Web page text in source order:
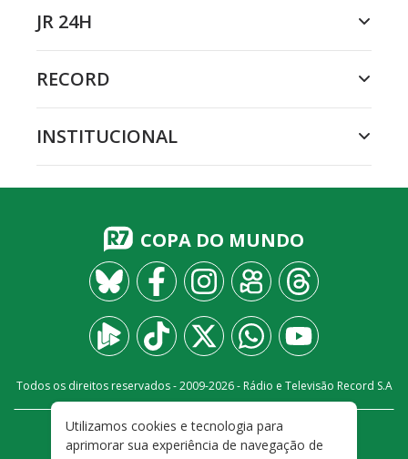
JR 24H
RECORD
INSTITUCIONAL
COPA DO MUNDO
Todos os direitos reservados - 2009-2026- Rádio e Televisão Record S.A
FALE CONOSCO
PRIVACIDADE
Utilizamos cookies e tecnologia para
aprimorar sua experiência de navegação de